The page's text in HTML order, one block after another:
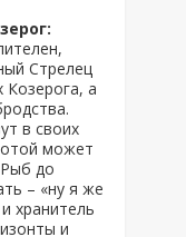
Стрелец
Козерога, а
в своих
может
до
– «ну я же
хранитель
и